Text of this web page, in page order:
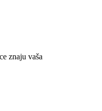
znaju vaša